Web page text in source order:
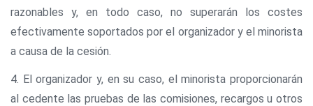
razonables y, en todo caso, no superarán los costes
efectivamente soportados por el organizador y el minorista
a causa de la cesión.
4. El organizador y, en su caso, el minorista proporcionarán
al cedente las pruebas de las comisiones, recargos u otros